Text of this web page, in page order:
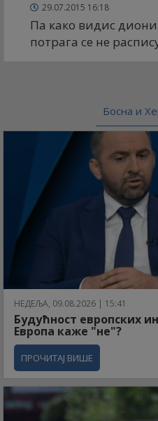
29.07.2015 16:18
Па како видис
потрага се не
Босна и
НЕДЕЉА, 09.08.2026 | 15:41
Будућност европских
Европа каже "не"?
ПРОЧИТАЈ ВИШЕ